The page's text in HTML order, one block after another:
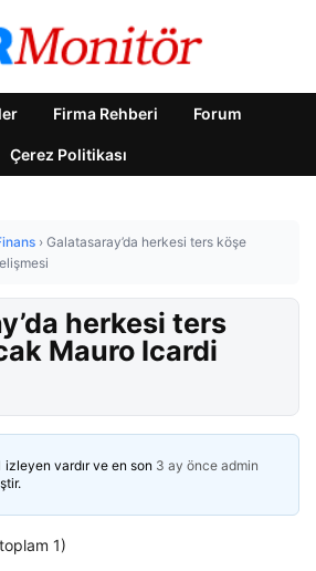
Firma Rehberi Forum
Çerez Politikası
› Galatasaray’da herkesi ters köşe
herkesi ters
Mauro Icardi
izleyen vardır ve en son 3 ay önce admin
1)